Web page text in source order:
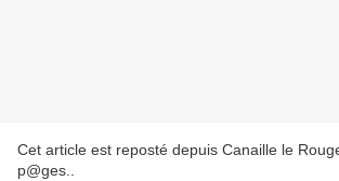
Cet article est reposté depuis Canaille le
p@ges.